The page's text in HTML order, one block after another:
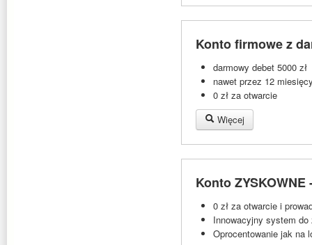
Konto firmowe z
darmowy debet 5000 zł
nawet przez 12
0 zł za otwarcie
Więcej
Konto
0 zł za otwarcie i
Innowacyjny system
Oprocentowanie jak na